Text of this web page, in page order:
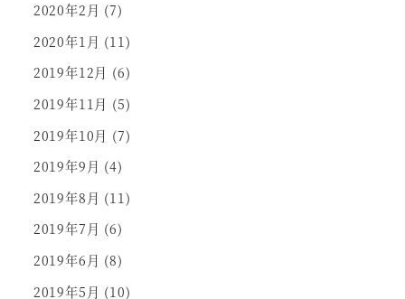
2020年2月 (7)
2020年1月 (11)
2019年12月 (6)
2019年11月 (5)
2019年10月 (7)
2019年9月 (4)
2019年8月 (11)
2019年7月 (6)
2019年6月 (8)
2019年5月 (10)